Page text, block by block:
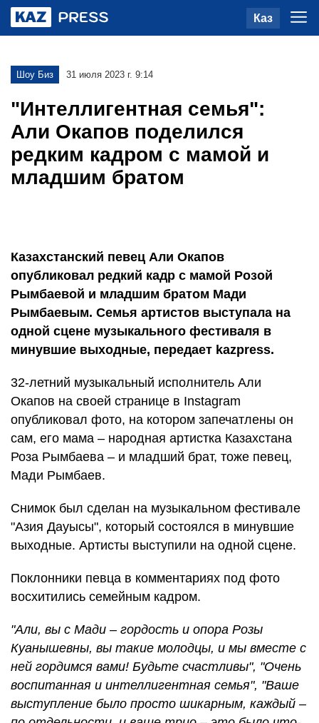
Каз
Шоу Биз 31 июля 2023 г. 9:14
"Интеллигентная семья":
Али Окапов поделился
редким кадром с мамой и
младшим братом
Казахстанский певец Али Окапов
опубликовал редкий кадр с мамой Розой
Рымбаевой и младшим братом Мади
Рымбаевым. Семья артистов выступала на
одной сцене музыкального фестиваля в
минувшие выходные, передает kazpress.
32-летний музыкальный исполнитель Али
Окапов на своей странице в Instagram
опубликовал фото, на котором запечатлены он
сам, его мама – народная артистка Казахстана
Роза Рымбаева – и младший брат, тоже певец,
Мади Рымбаев.
Снимок был сделан на музыкальном фестивале
"Азия Дауысы", который состоялся в минувшие
выходные. Артисты выступили на одной сцене.
Поклонники певца в комментариях под фото
восхитились семейным кадром.
"Али, вы с Мади – гордость и опора Розы
Куанышевны, вы такие молодцы, и мы вместе с
ней гордимся вами! Будьте счастливы", "Очень
воспитанная и интеллигентная семья", "Ваше
выступление было просто шикарным, каждый –